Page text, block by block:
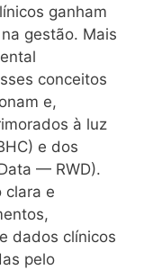
ganham
gestão. Mais
conceitos
e,
à luz
e dos
— RWD).
clara e
dados clínicos
pelo